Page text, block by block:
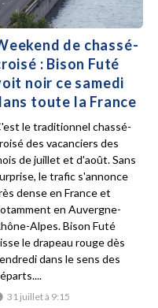
de chassé-
: Bison Futé
noir ce samedi
toute la France
31 juillet à 9:15
le traditionnel chassé-
des vacanciers des
de juillet et d'août. Sans
le trafic s'annonce
dense en France et
en Auvergne-
Alpes. Bison Futé
le drapeau rouge dès
dans le sens des